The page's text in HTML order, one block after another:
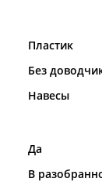
Пластик
Без
Навесы
Да
В